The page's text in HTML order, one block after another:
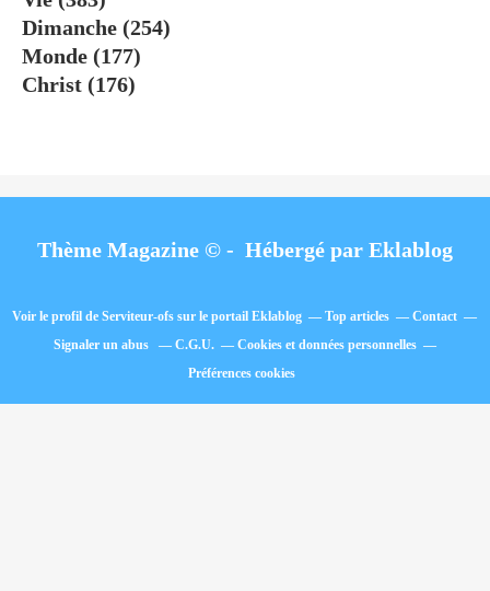
Dimanche (254)
Monde (177)
Christ (176)
Thème Magazine © - Hébergé par Eklablog
Voir le profil deServiteur-ofs sur le portail Eklablog Top articles
Contact
Signaler un abus
C.G.U.
Cookies et données personnelles
Préférences cookies